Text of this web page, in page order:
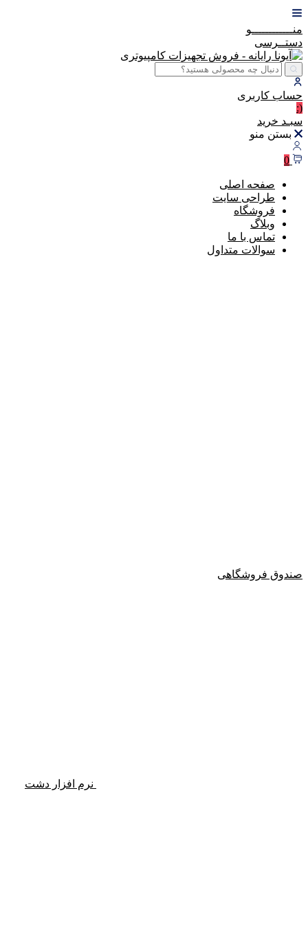
منــــــــــــو
دستــرسی
حساب کاربری
(:
سبـد خرید
بستن منو
0
صفحه اصلی
طراحی سایت
فروشگاه
وبلاگ
تماس با ما
سوالات متداول
صندوق فروشگاهی
نرم افزار دشت